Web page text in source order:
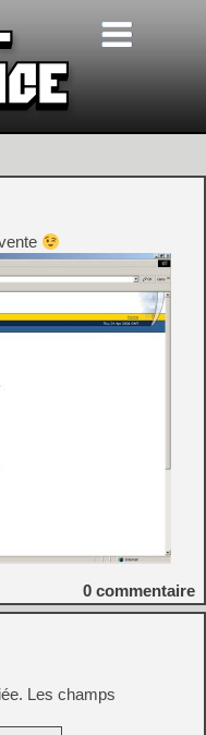
0 commentaire
Les champs